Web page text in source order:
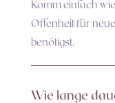
Komm einfach
Offenheit für
benötigst.
Wie lange